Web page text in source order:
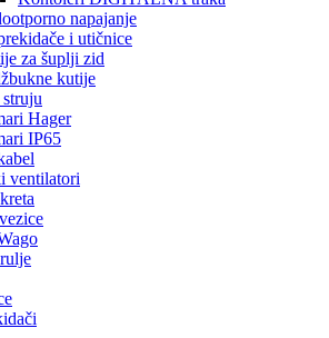
napajanje
i utičnice
za šuplji zid
kutije
Hager
IP65
ventilatori